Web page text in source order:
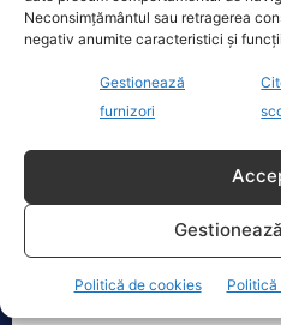
Neconsimțământul sau retragerea
negativ anumite caracteristici și
Gestionează
furnizori
Politică de cookies
centralizată de pe
Realitatea
Dronă doborâtă de un
O dronă a fost doborâtă
F‑16 al Forțelor Aeriene